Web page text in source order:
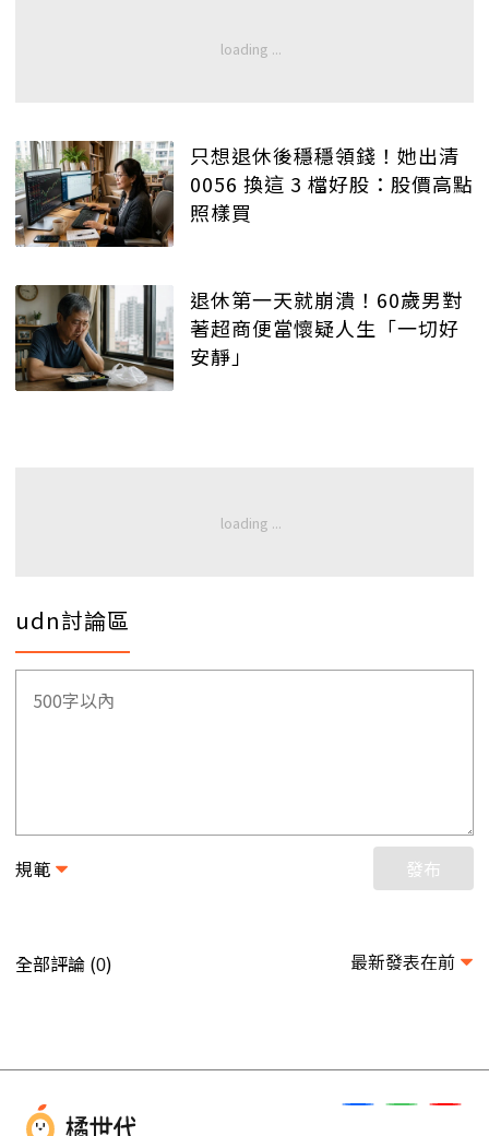
只想退休後穩穩領錢！她出清
0056 換這 3 檔好股：股價高點
照樣買
退休第一天就崩潰！60歲男對
著超商便當懷疑人生「一切好
安靜」
udn討論區
規範 發布
全部評論 (0) 最新發表在前